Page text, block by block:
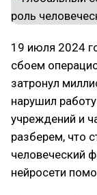
19 июля 2024
сбоем
затронул
нарушил
учреждений и
разберем, что
человеческий
нейросети